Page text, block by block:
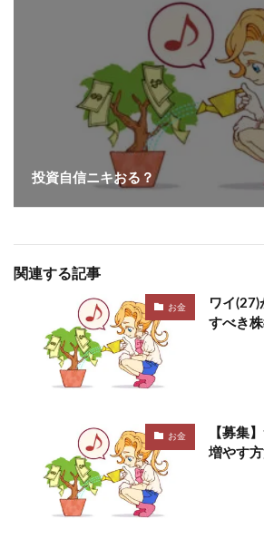
投資自信ニキおる？
関連する記事
お金
ワイ(27)
すべき
お金
【募集
増やす